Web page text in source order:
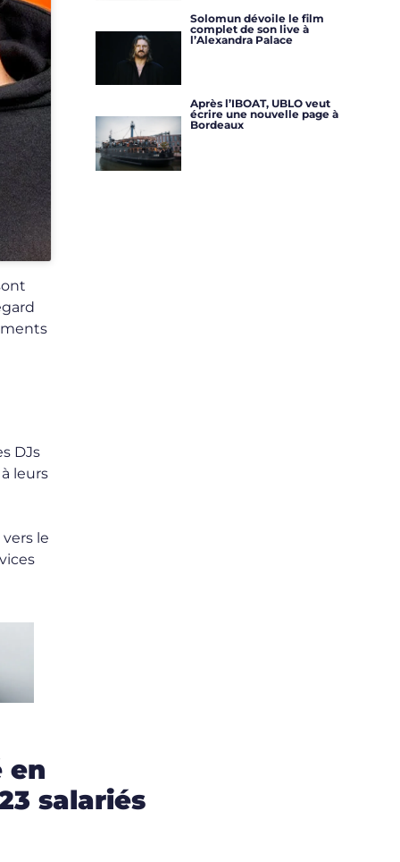
DJs
leurs
le
Solomun dévoile le film
complet de son live à
l’Alexandra Palace
Après l’IBOAT, UBLO veut
écrire une nouvelle page à
Bordeaux
en
salariés